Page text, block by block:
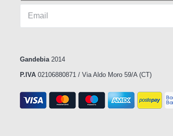
Gandebia2014
P.IVA 02106880871 / Via Aldo Moro 59/A (CT)